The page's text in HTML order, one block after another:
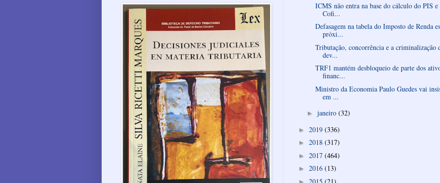
ICMS não entra na base do cálculo do PIS e
Cofi...
Defasagem na tabela do Imposto de Renda
próxi...
Tributação, concorrência e a criminalização
dev...
TRF1 mantém desbloqueio de parte dos
financ...
Ministro da Economia Paulo Guedes vai
em ...
► janeiro (32)
► 2019 (336)
► 2018 (317)
► 2017 (464)
► 2016 (13)
► 2015 (21)